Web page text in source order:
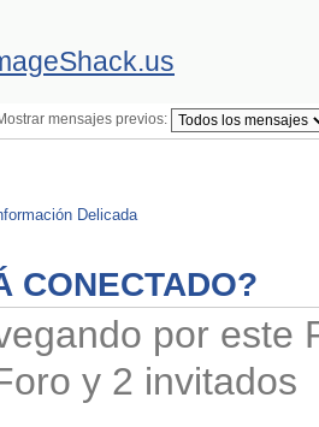
mensajes previos:
Delicada
CONECTADO?
por este
y 2 invitados